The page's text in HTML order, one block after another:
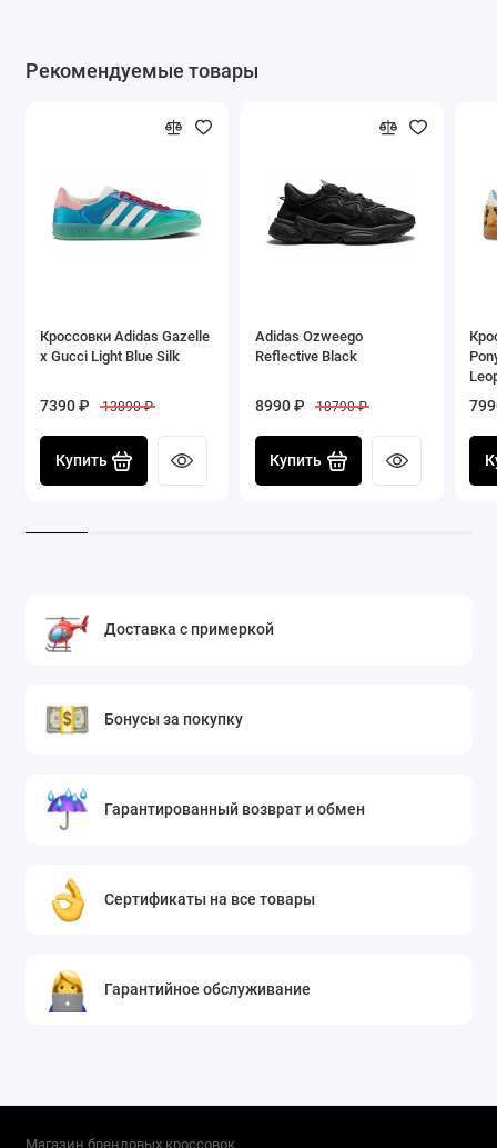
- Уход: легко чистится водой и мылом
- Дизайн: минималистичный, без лишних
- Логотип: тиснение Yeezy на подошве
Рекомендации: для дома, пляжа, спортзала,
повседневной носки
Рекомендуемые товары
Кроссовки Adidas Gazelle
x Gucci Light Blue Silk
7390 ₽ 13890 ₽
Купить
Adidas Ozweego
Reflective Black
8990 ₽ 18790 ₽
Купить
Доставка с примеркой
Бонусы за покупку
Гарантированный возврат и обмен
Сертификаты на все товары
Гарантийное обслуживание
Магазин брендовых кроссовок